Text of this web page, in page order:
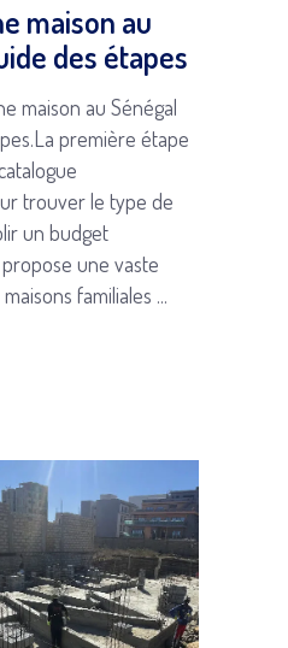
maison au
des étapes
maison au Sénégal
première étape
trouver le type de
un budget
une vaste
familiales